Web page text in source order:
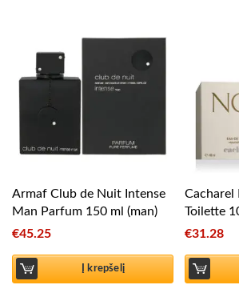
Armaf Club de Nuit Intense
Man Parfum 150 ml (man)
€45.25
Į krepšelį
Cacharel
Toilette
€31.28